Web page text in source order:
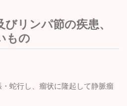
リンパ節の疾患、
もの
蛇行し、瘤状に隆起して静脈瘤